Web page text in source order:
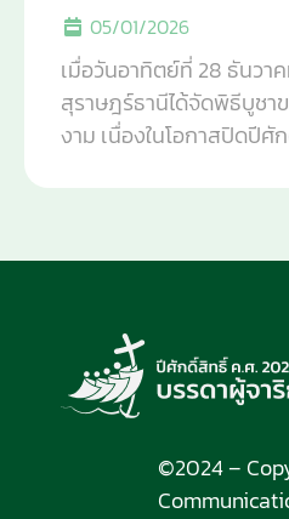
05/01/2026
เมื่อวันอาทิตย์ที่ 28 ธันว
สุราษฎร์ธานีได้จัดพิธีบูช
งาม เนื่องในโอกาสปิดปีศั
©2024 –